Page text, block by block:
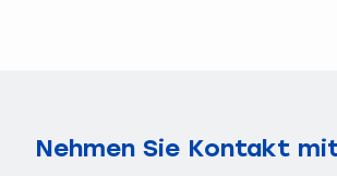
Nehmen Sie Kontakt